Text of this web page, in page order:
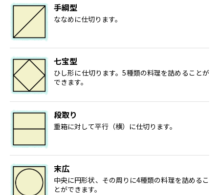
手綱型
ななめに仕切ります。
七宝型
ひし形に仕切ります。5種類の料理を詰めることが
できます。
段取り
重箱に対して平行（横）に仕切ります。
末広
中央に円形状、その周りに4種類の料理を詰めるこ
とができます。